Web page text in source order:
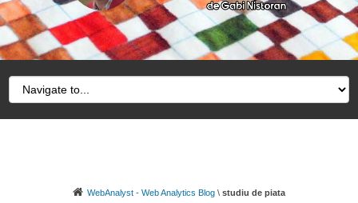
WebAnalyst - Web Analytics Blog \ studiu de piata